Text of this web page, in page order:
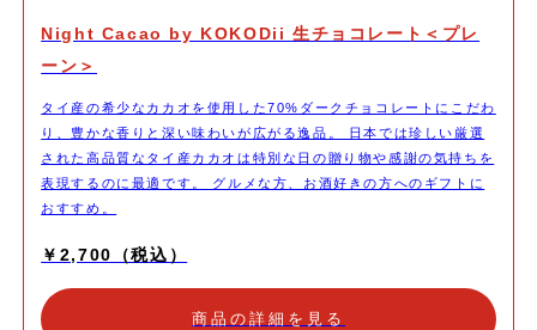
Night Cacao by KOKODii 生チョコレート＜プレ
ーン＞
タイ産の希少なカカオを使用した70%ダークチョコレートにこだわ
り、豊かな香りと深い味わいが広がる逸品。 日本では珍しい厳選
された高品質なタイ産カカオは特別な日の贈り物や感謝の気持ちを
表現するのに最適です。 グルメな方、お酒好きの方へのギフトに
おすすめ。
￥2,700（税込）
商品の詳細を見る